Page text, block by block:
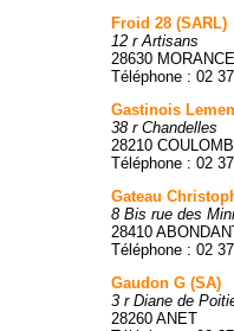
Froid 28 (SARL)
12 r Artisans
28630
Téléphone : 02
Gastinois
38 r Chandelles
28210
Téléphone : 02
Gateau
8 Bis rue des
28410
Téléphone : 02
Gaudon G (SA)
3 r Diane de
28260 ANET